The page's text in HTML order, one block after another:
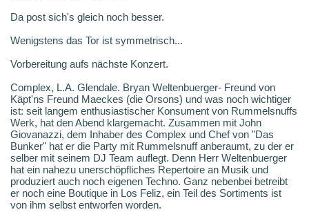
Da post sich's gleich noch besser.
Wenigstens das Tor ist symmetrisch...
Vorbereitung aufs nächste Konzert.
Complex, L.A. Glendale. Bryan Weltenbuerger- Freund von
Käpt'ns Freund Maeckes (die Orsons) und was noch wichtiger
ist: seit langem enthusiastischer Konsument von Rummelsnuffs
Werk, hat den Abend klargemacht. Zusammen mit John
Giovanazzi, dem Inhaber des Complex und Chef von "Das
Bunker" hat er die Party mit Rummelsnuff anberaumt, zu der er
selber mit seinem DJ Team auflegt. Denn Herr Weltenbuerger
hat ein nahezu unerschöpfliches Repertoire an Musik und
produziert auch noch eigenen Techno. Ganz nebenbei betreibt
er noch eine Boutique in Los Feliz, ein Teil des Sortiments ist
von ihm selbst entworfen worden.